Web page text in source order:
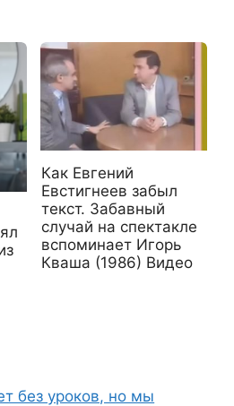
Как Евгений
Евстигнеев забыл
текст. Забавный
случай на спектакле
вспоминает Игорь
Кваша (1986) Видео
без уроков, но мы